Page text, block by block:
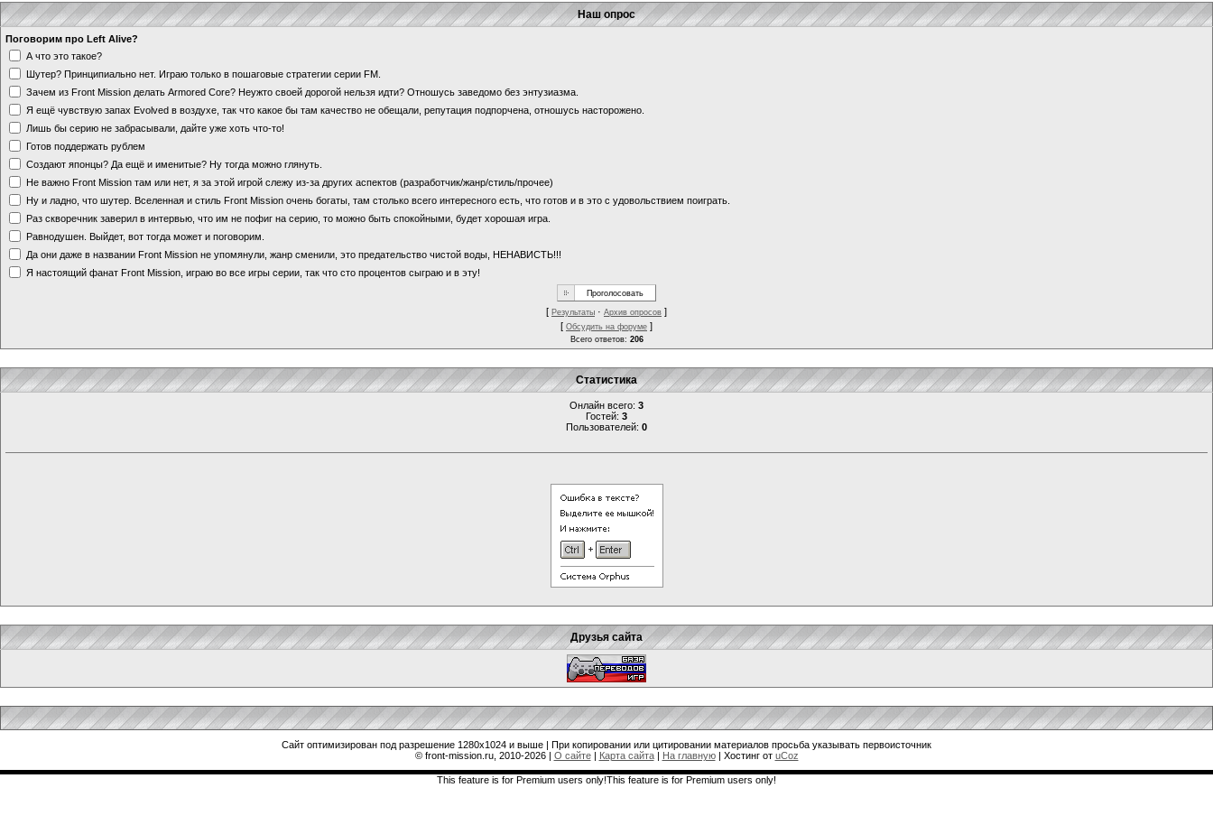
Наш опрос
Поговорим про Left Alive?
А что это такое?
Шутер? Принципиально нет. Играю только в пошаговые стратегии серии FM.
Зачем из Front Mission делать Armored Core? Неужто своей дорогой нельзя идти? Отношусь заведомо без энтузиазма.
Я ещё чувствую запах Evolved в воздухе, так что какое бы там качество не обещали, репутация подпорчена, отношусь насторожено.
Лишь бы серию не забрасывали, дайте уже хоть что-то!
Готов поддержать рублем
Создают японцы? Да ещё и именитые? Ну тогда можно глянуть.
Не важно Front Mission там или нет, я за этой игрой слежу из-за других аспектов (разработчик/жанр/стиль/прочее)
Ну и ладно, что шутер. Вселенная и стиль Front Mission очень богаты, там столько всего интересного есть, что готов и в это с удовольствием поиграть.
Раз скворечник заверил в интервью, что им не пофиг на серию, то можно быть спокойными, будет хорошая игра.
Равнодушен. Выйдет, вот тогда может и поговорим.
Да они даже в названии Front Mission не упомянули, жанр сменили, это предательство чистой воды, НЕНАВИСТЬ!!!
Я настоящий фанат Front Mission, играю во все игры серии, так что сто процентов сыграю и в эту!
[ Результаты · Архив опросов ]
[ Обсудить на форуме ]
Всего ответов: 206
Статистика
Онлайн всего: 3
Гостей: 3
Пользователей: 0
Друзья сайта
Сайт оптимизирован под разрешение 1280x1024 и выше | При копировании или цитировании материалов просьба указывать первоисточник
© front-mission.ru, 2010-2026| О сайте| Карта сайта| На главную| Хостинг от uCoz
This feature is for Premium users only!This feature is for Premium users only!